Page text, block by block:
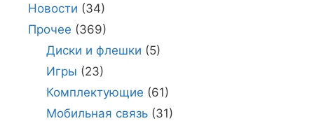
Новости (34)
Прочее (369)
Диски и флешки (5)
Игры (23)
Комплектующие (61)
Мобильная связь(31)